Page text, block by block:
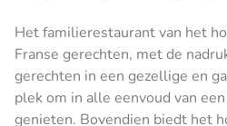
Het familierestaurant van het
Franse gerechten, met de
gerechten in een gezellige en
plek om in alle eenvoud van
genieten. Bovendien biedt het